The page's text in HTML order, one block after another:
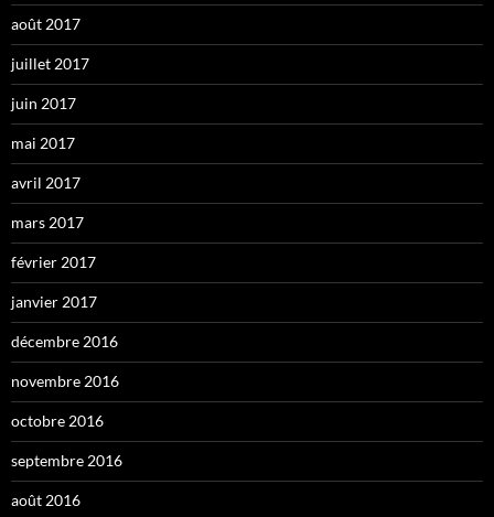
août 2017
juillet 2017
juin 2017
mai 2017
avril 2017
mars 2017
février 2017
janvier 2017
décembre 2016
novembre 2016
octobre 2016
septembre 2016
août 2016